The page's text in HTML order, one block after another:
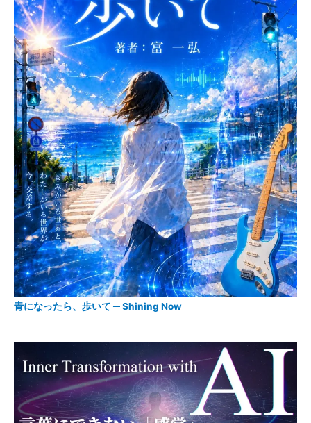
青になったら、歩いて ─ Shining Now